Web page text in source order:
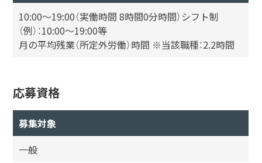
10:00～19:00（実働時間 8時間0分時間）シフト制
（例）：10:00～19:00等
月の平均残業（所定外労働）時間 ※当該職種：2.2時間
応募資格
募集対象
一般